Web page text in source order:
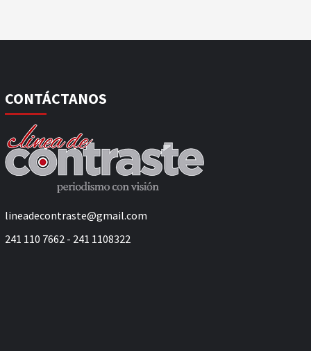
CONTÁCTANOS
lineadecontraste@gmail.com
241 110 7662 - 241 1108322